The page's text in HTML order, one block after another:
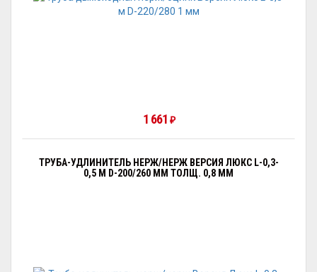
1 661 ₽
ТРУБА-УДЛИНИТЕЛЬ НЕРЖ/НЕРЖ ВЕРСИЯ ЛЮКС L-0,3-
0,5 М D-200/260 ММ ТОЛЩ. 0,8 ММ